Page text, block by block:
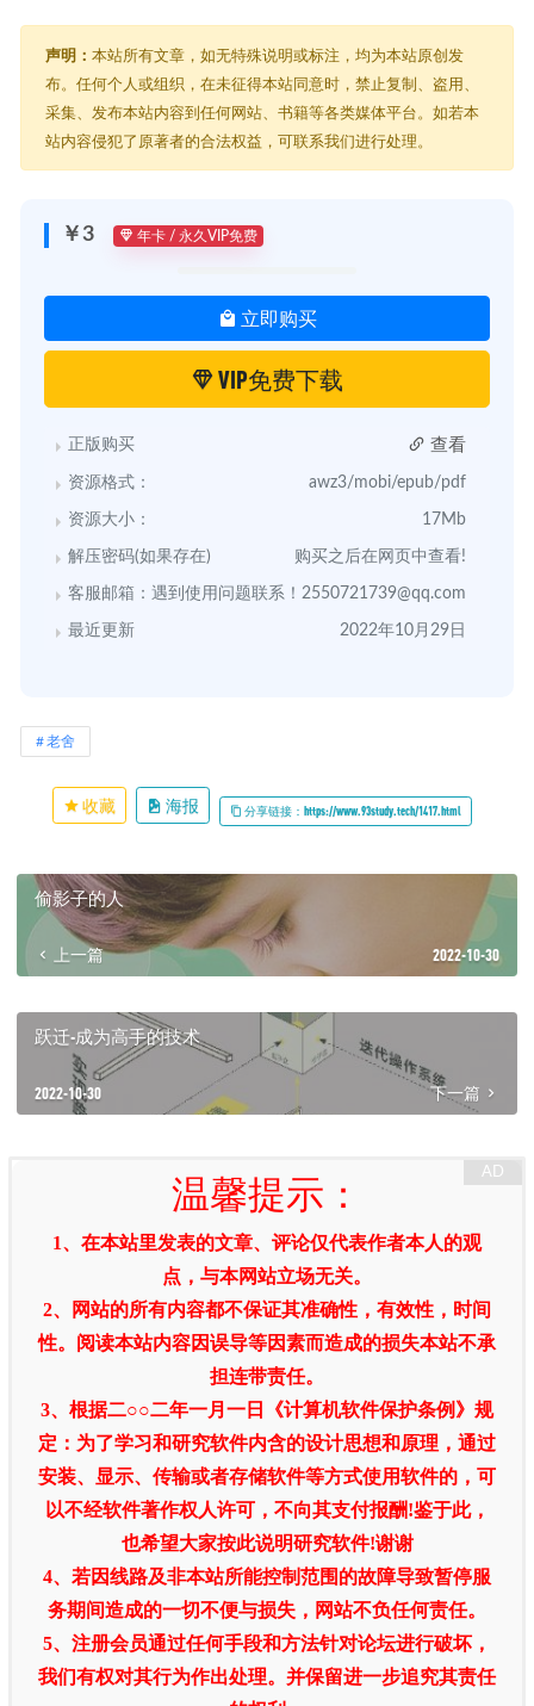
声明： 本站所有文章，如无特殊说明或标注，均为本站原创发
布。任何个人或组织，在未征得本站同意时，禁止复制、盗用、
采集、发布本站内容到任何网站、书籍等各类媒体平台。如若本
站内容侵犯了原著者的合法权益，可联系我们进行处理。
￥3 年卡 / 永久VIP免费
立即购买
VIP免费下载
正版购买 查看
资源格式： awz3/mobi/epub/pdf
资源大小： 17Mb
解压密码(如果存在) 购买之后在网页中查看!
客服邮箱：遇到使用问题联系！ 2550721739@qq.com
最近更新 2022年10月29日
老舍
收藏 海报 分享链接：https://www.93study.tech/1417.html
偷影子的人
上一篇 2022-10-30
跃迁-成为高手的技术
2022-10-30 下一篇
温馨提示：
1、在本站里发表的文章、评论仅代表作者本人的观
点，与本网站立场无关。
2、网站的所有内容都不保证其准确性，有效性，时间
性。阅读本站内容因误导等因素而造成的损失本站不承
担连带责任。
3、根据二○○二年一月一日《计算机软件保护条例》规
定：为了学习和研究软件内含的设计思想和原理，通过
安装、显示、传输或者存储软件等方式使用软件的，可
以不经软件著作权人许可，不向其支付报酬!鉴于此，
也希望大家按此说明研究软件!谢谢
4、若因线路及非本站所能控制范围的故障导致暂停服
务期间造成的一切不便与损失，网站不负任何责任。
5、注册会员通过任何手段和方法针对论坛进行破坏，
我们有权对其行为作出处理。并保留进一步追究其责任